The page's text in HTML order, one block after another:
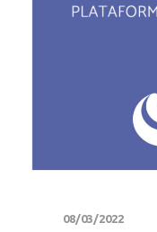
08/03/2022